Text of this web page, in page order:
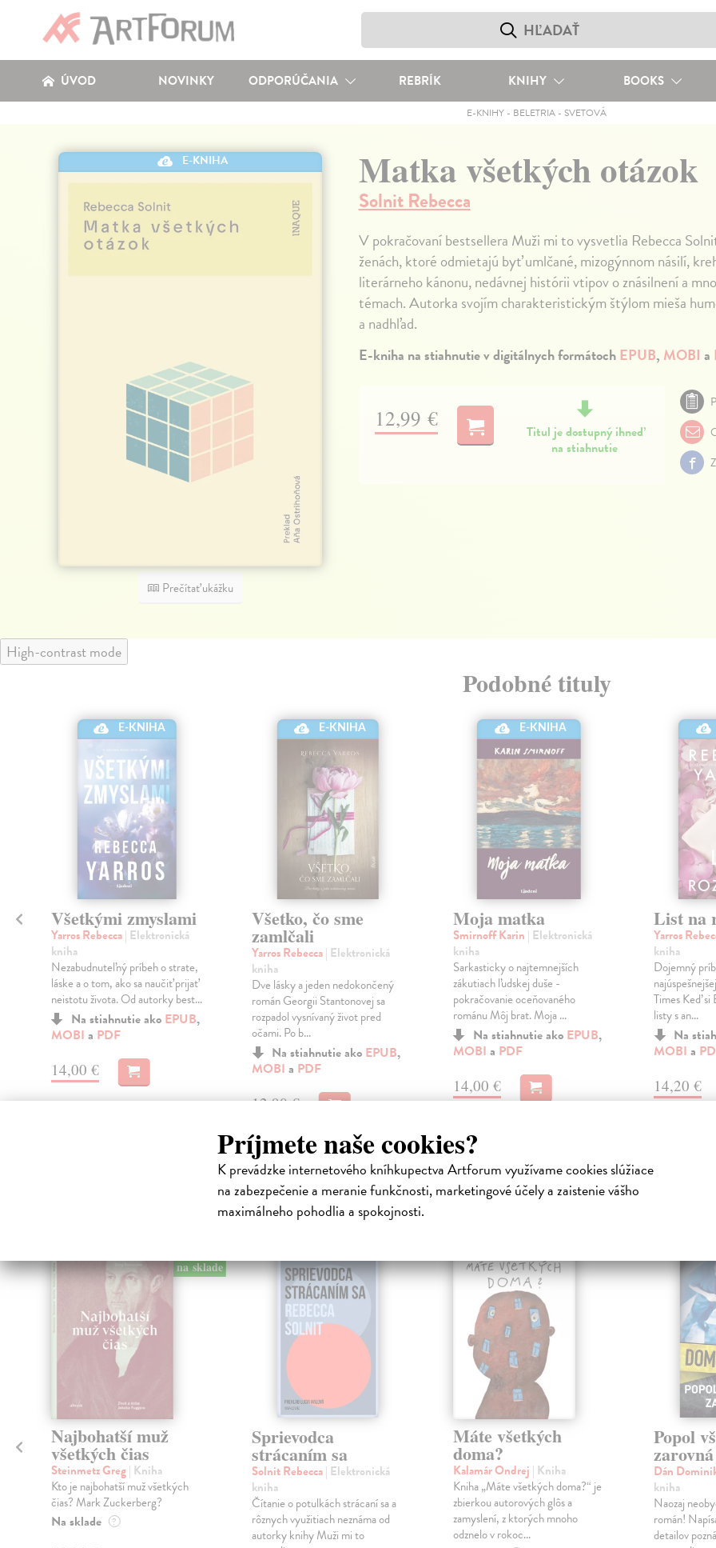
Príjmete naše cookies?
K prevádzke internetového kníhkupectva Artforum využívame cookies slúžiace
na zabezpečenie a meranie funkčnosti, marketingové účely a zaistenie vášho
maximálneho pohodlia a spokojnosti.
ÚVOD NOVINKY ODPORÚČANIA REBRÍK KNIHY BOOKS
E-KNIHY - BELETRIA - SVETOVÁ
E-KNIHA
Prečítať ukážku
Matka všetkých otázok
Solnit Rebecca
V pokračovaní bestsellera Muži mi to vysvetlia Rebecca
ženách, ktoré odmietajú byť umlčané, mizogýnnom násilí,
literárneho kánonu, nedávnej histórii vtipov o znásilnení a
témach. Autorka svojím charakteristickým štýlom mieša
a nadhľad.
E-kniha na stiahnutie v digitálnych formátochEPUB, MOBI a
12,99 €
Titul je dostupný ihneď
na stiahnutie
High-contrast mode
Podobné tituly
E-KNIHA
Všetkými zmyslami
Yarros Rebecca| Elektronická
kniha
Nezabudnuteľný príbeh o strate,
láske a o tom, ako sa naučiť prijať
neistotu života. Od autorky best...
Na stiahnutie ako EPUB,
MOBI a PDF
14,00 €
E-KNIHA
Všetko, čo sme
zamlčali
Yarros Rebecca| Elektronická
kniha
Dve lásky a jeden nedokončený
román Georgii Stantonovej sa
rozpadol vysnívaný život pred
očami. Po b...
Na stiahnutie ako EPUB,
MOBI a PDF
12,90 €
E-KNIHA
Moja matka
Smirnoff Karin | Elektronická
kniha
Sarkasticky o najtemnejších
zákutiach ľudskej duše -
pokračovanie oceňovaného
románu Môj brat. Moja ...
Na stiahnutie ako EPUB,
MOBI a PDF
14,00 €
List na
Yarros
kniha
Dojemný
Times Keď si
listy s an...
Na
MOBI a
14,20 €
Čitatelia s podobným vkusom si kúpili
na sklade
Najbohatší muž
všetkých čias
Steinmetz Greg| Kniha
Kto je najbohatší muž všetkých
čias? Mark Zuckerberg?
Na sklade ?
Sprievodca
strácaním sa
Solnit Rebecca| Elektronická
kniha
Čítanie o potulkách strácaní sa a
rôznych využitiach neznáma od
autorky knihy Muži mi to
Máte všetkých
doma?
Kalamár Ondrej | Kniha
Kniha „Máte všetkých doma?“ je
zbierkou autorových glôs a
zamyslení, z ktorých mnoho
odznelo v rokoc...
Popol
zarovná
Dán
kniha
Naozaj
román!
detailov